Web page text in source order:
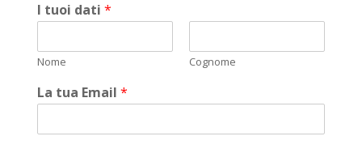
I tuoi dati *
Nome Cognome
La tua Email *